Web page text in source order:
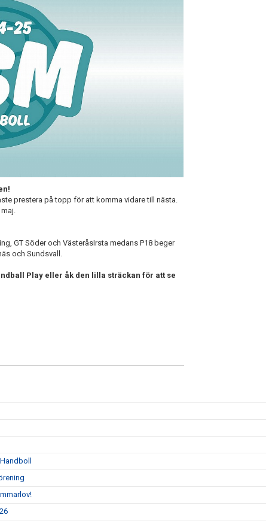
prestera på topp för att komma vidare till nästa.
GT Söder och VästeråsIrsta medans P18 beger
och Sundsvall.
Play eller åk den lilla sträckan för att se